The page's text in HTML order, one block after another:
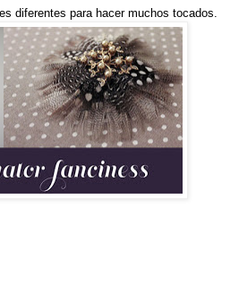
diferentes para hacer muchos tocados.